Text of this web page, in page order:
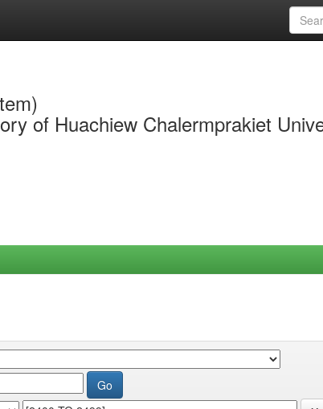
of Huachiew Chalermprakiet